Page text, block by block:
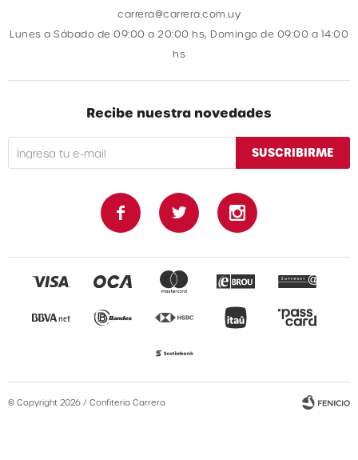
carrera@carrera.com.uy
Lunes a Sábado de 09:00 a 20:00 hs, Domingo de 09:00 a 14:00
hs
Recibe nuestra novedades
SUSCRIBIRME
  
© Copyright 2026 / Confiteria Carrera